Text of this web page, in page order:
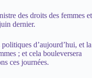
des droits des femmes et
dernier.
d’aujourd’hui, et la
; et cela bouleversera
ces journées.